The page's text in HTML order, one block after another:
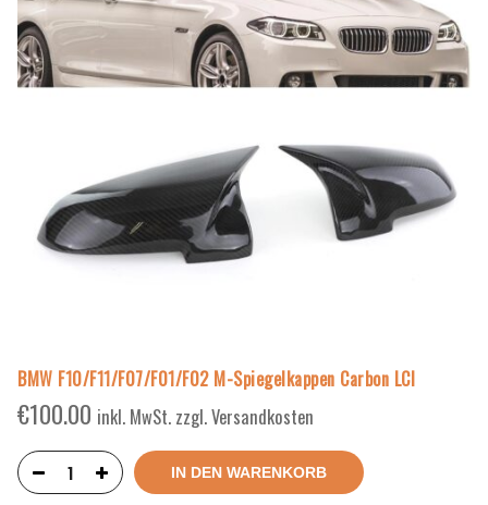
BMW F10/F11/F07/F01/F02 M-Spiegelkappen Carbon LCI
€100.00 inkl. MwSt. zzgl. Versandkosten
IN DEN WARENKORB